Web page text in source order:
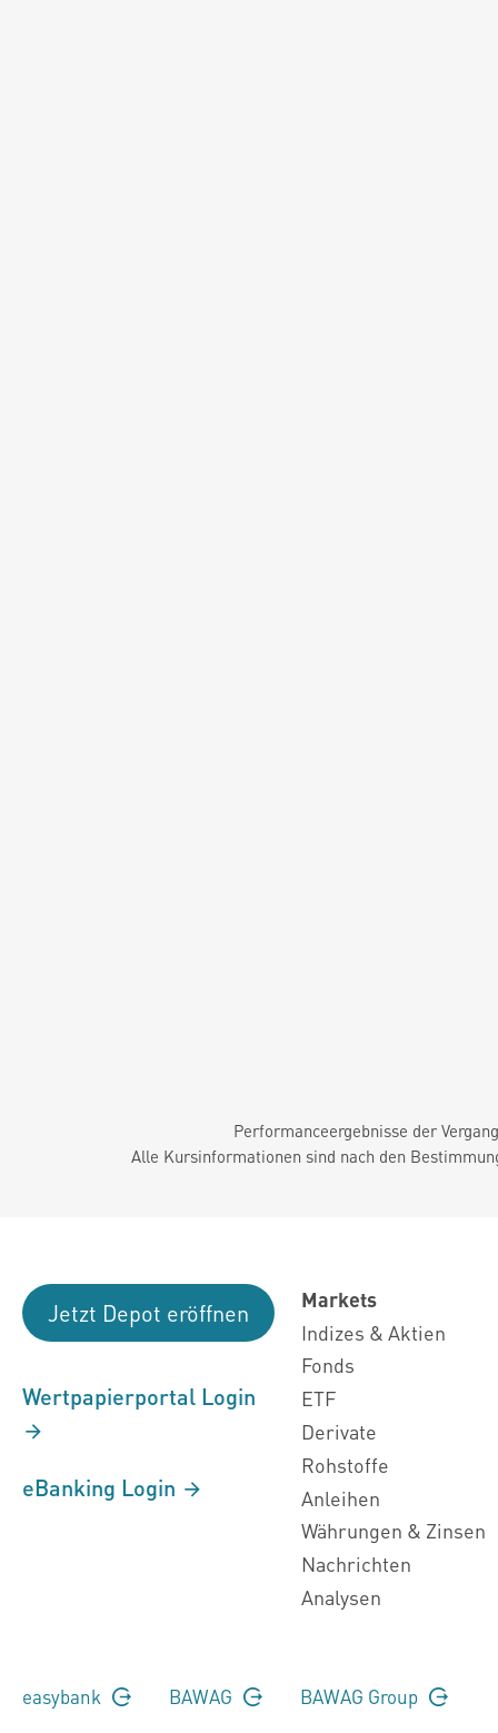
Performanceergebnisse der
Alle Kursinformationen sind nach den
Jetzt Depot eröffnen
Wertpapierportal Login
eBanking Login
Markets
Indizes & Aktien
Fonds
ETF
Derivate
Rohstoffe
Anleihen
Währungen & Zinsen
Nachrichten
Analysen
easybank BAWAG BAWAG Group